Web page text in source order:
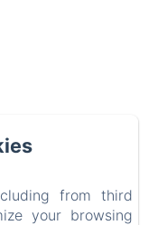
from third
your browsing